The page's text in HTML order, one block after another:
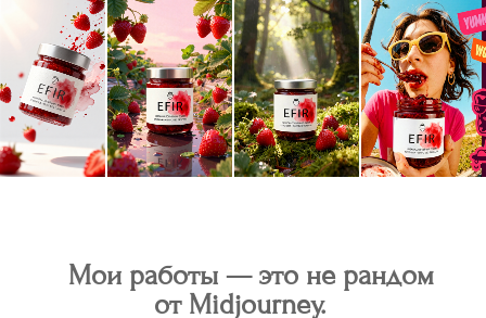
Мои работы — это не рандом
от Midjourney.